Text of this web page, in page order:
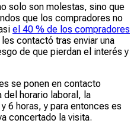
solo son molestas, sino que
que los compradores no
el 40 % de los compradores
contactó tras enviar una
de que pierdan el interés y
se ponen en contacto
del horario laboral, la
6 horas, y para entonces es
concertado la visita.